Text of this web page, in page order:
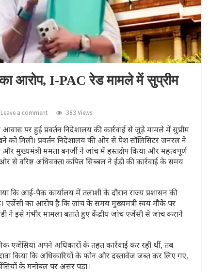
आरोप, I-PAC रेड मामले में सुप्रीम
Leave a comment 383 Views
पर हुई प्रवर्तन निदेशालय की कार्रवाई से जुड़े मामले में सुप्रीम
को मिली। प्रवर्तन निदेशालय की ओर से पेश सॉलिसिटर जनरल ने
मुख्यमंत्री ममता बनर्जी ने जांच में हस्तक्षेप किया और महत्वपूर्ण
से वरिष्ठ अधिवक्ता कपिल सिब्बल ने ईडी की कार्रवाई के समय
कि आई-पैक कार्यालय में तलाशी के दौरान राज्य प्रशासन की
है। एजेंसी का आरोप है कि जांच के समय मुख्यमंत्री स्वयं मौके पर
ने इसे गंभीर मामला बताते हुए केंद्रीय जांच एजेंसी से जांच कराने
एजेंसियां अपने अधिकारों के तहत कार्रवाई कर रही थीं, तब
दावा किया कि अधिकारियों के फोन और दस्तावेज जब्त कर लिए गए,
के मनोबल पर असर पड़ा।